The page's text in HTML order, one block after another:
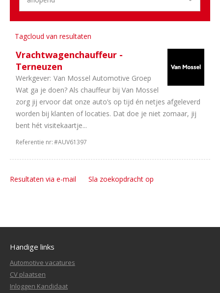
Dealerholdings
Aantal
uren
overleg
40
uur
Tagcloud van resultaten
Vrachtwagenchauffeur -
Terneuzen
Werkgever: Van Mossel Automotive Groep
Wat ga je doen? Als chauffeur bij Van Mossel
zorg jij ervoor dat onze auto’s op tijd én netjes afgeleverd
worden bij klanten of locaties. Dat doe je niet zomaar, jij
bent hét visitekaartje...
Referentie nr:#AUV61397
Resultaten via e-mail Sla zoekopdracht op
Handige links
Automotive vacatures
CV plaatsen
Inloggen Kandidaat